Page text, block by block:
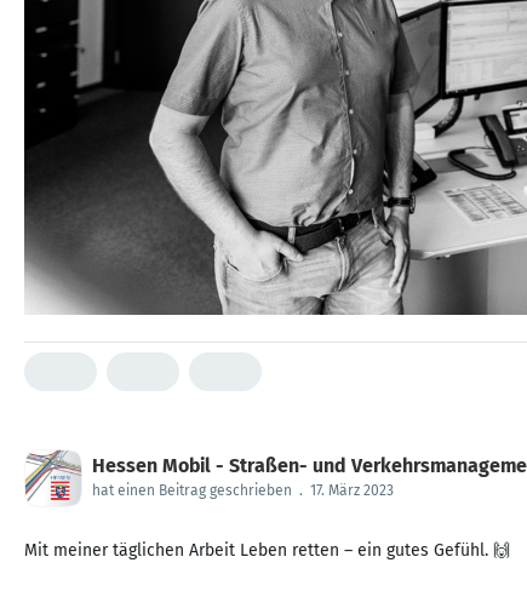
Hessen Mobil - Straßen- und
hat einen Beitrag geschrieben . 17. März 2023
Mit meiner täglichen Arbeit Leben retten – ein gutes Gefühl. 🙌